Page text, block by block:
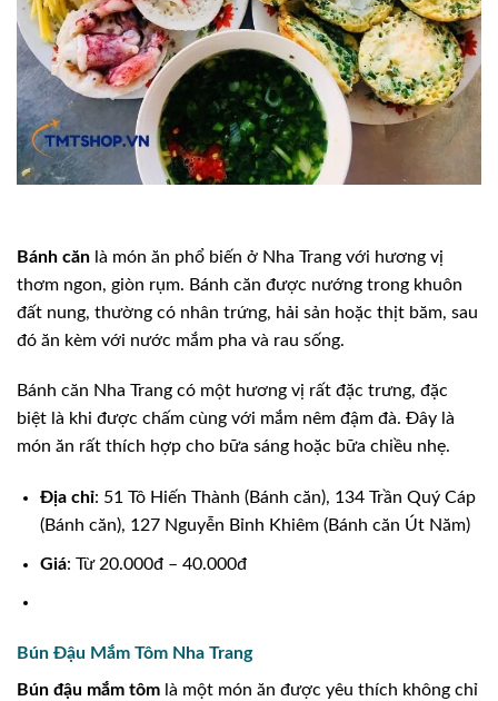
Bánh căn là món ăn phổ biến ở Nha Trang với hương vị
thơm ngon, giòn rụm. Bánh căn được nướng trong khuôn
đất nung, thường có nhân trứng, hải sản hoặc thịt băm, sau
đó ăn kèm với nước mắm pha và rau sống.
Bánh căn Nha Trang có một hương vị rất đặc trưng, đặc
biệt là khi được chấm cùng với mắm nêm đậm đà. Đây là
món ăn rất thích hợp cho bữa sáng hoặc bữa chiều nhẹ.
Địa chỉ: 51 Tô Hiến Thành (Bánh căn), 134 Trần Quý Cáp
(Bánh căn), 127 Nguyễn Bỉnh Khiêm (Bánh căn Út Năm)
Giá: Từ 20.000đ – 40.000đ
Bún Đậu Mắm Tôm Nha Trang
Bún đậu mắm tôm là một món ăn được yêu thích không chỉ